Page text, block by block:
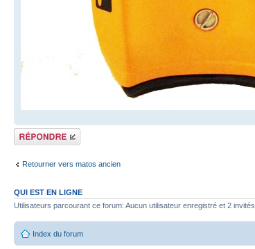
Répondre
Retourner vers matos ancien
QUI EST EN LIGNE
Utilisateurs parcourant ce forum: Aucun utilisateur enregistré et 2 invités
Index du forum